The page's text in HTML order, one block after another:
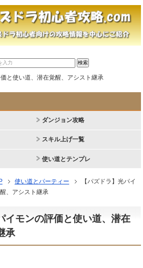
と使い道、潜在覚醒、アシスト継承
ダンジョン攻略
スキル上げ一覧
使い道とテンプレ
使い道とパーティー
【パズドラ】光パイ
、アシスト継承
イモンの評価と使い道、潜在
承